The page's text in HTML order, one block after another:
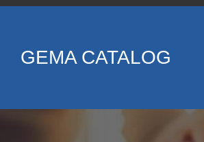
GEMA CATALOG